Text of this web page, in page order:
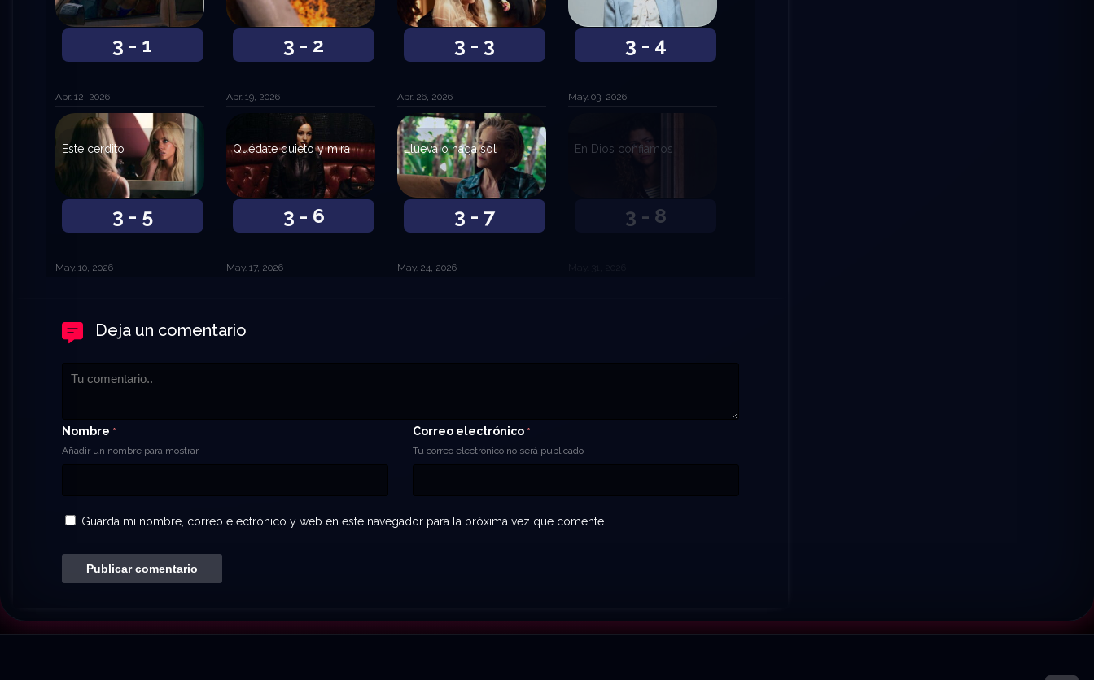
3 - 1
Apr. 12, 2026
3 - 2
Apr. 19, 2026
3 - 3
Apr. 26, 2026
3 - 4
May. 03, 2026
3 - 5
Este cerdito
May. 10, 2026
3 - 6
Quédate quieto y mira
May. 17, 2026
3 - 7
Llueva o haga sol
May. 24, 2026
3 - 8
En Dios confiamos
Deja un comentario
Nombre *
Añadir un nombre para mostrar
Correo electrónico *
Tu correo electrónico no será publicado
Guarda mi nombre, correo electrónico y web en este navegador para la próxima vez que comente.